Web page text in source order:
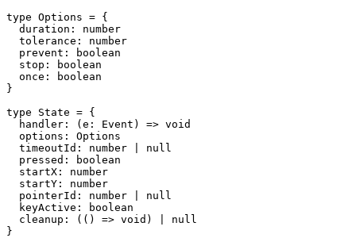
type Options = {
  duration: number
  tolerance: number
  prevent: boolean
  stop: boolean
  once: boolean
}
type State = {
  handler: (e: Event) => void
  options: Options
  timeoutId: number | null
  pressed: boolean
  startX: number
  startY: number
  pointerId: number | null
  keyActive: boolean
  cleanup: (() => void) | null
}